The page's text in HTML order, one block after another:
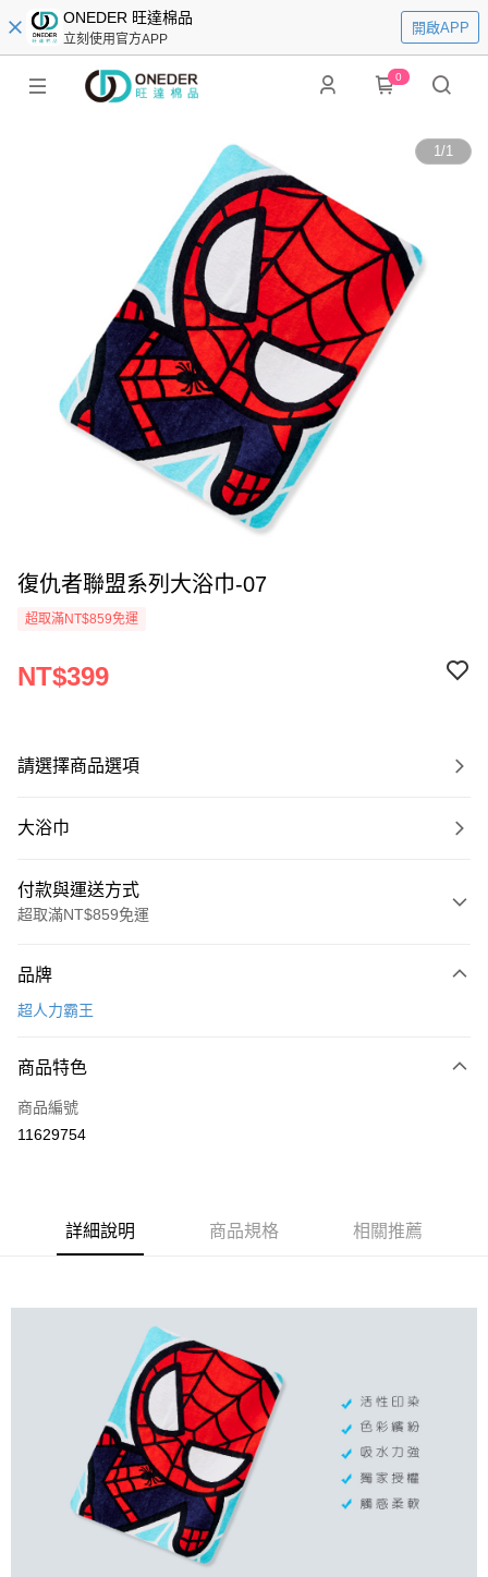
ONEDER 旺達棉品
立刻使用官方APP
開啟APP
0
1/1
復仇者聯盟系列大浴巾-07
超取滿NT$859免運
NT$399
請選擇商品選項
大浴巾
付款與運送方式
超取滿NT$859免運
信用卡一次付款
LINE Pay
Apple Pay
ATM付款
每筆NT$80，滿NT$899(含以上)免運費
付款後全家取貨
每筆NT$80，滿NT$859(含以上)免運費
7-11取貨付款
每筆NT$80，滿NT$899(含以上)免運費
付款後7-11取貨
每筆NT$80，滿NT$859(含以上)免運費
品牌
超人力霸王
商品特色
商品編號
11629754
詳細說明 商品規格 相關推薦